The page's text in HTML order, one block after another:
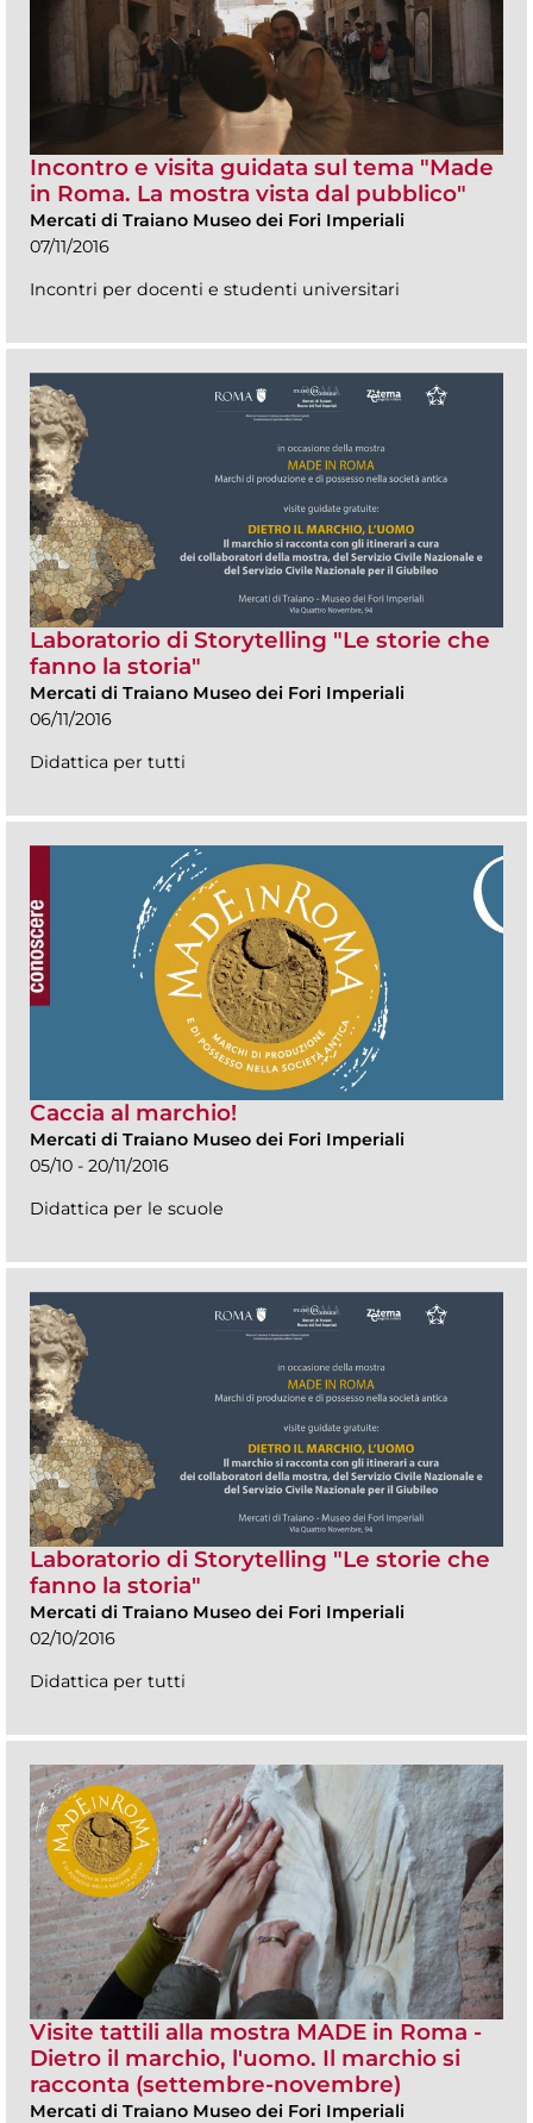
Incontro e visita guidata sul tema "Made
in Roma. La mostra vista dal pubblico"
Mercati di Traiano Museo dei Fori Imperiali
07/11/2016
Incontri per docenti e studenti universitari
Laboratorio di Storytelling "Le storie che
fanno la storia"
Mercati di Traiano Museo dei Fori Imperiali
06/11/2016
Didattica per tutti
Caccia al marchio!
Mercati di Traiano Museo dei Fori Imperiali
05/10 - 20/11/2016
Didattica per le scuole
Laboratorio di Storytelling "Le storie che
fanno la storia"
Mercati di Traiano Museo dei Fori Imperiali
02/10/2016
Didattica per tutti
Visite tattili alla mostra MADE in Roma -
Dietro il marchio, l'uomo. Il marchio si
racconta (settembre-novembre)
Mercati di Traiano Museo dei Fori Imperiali